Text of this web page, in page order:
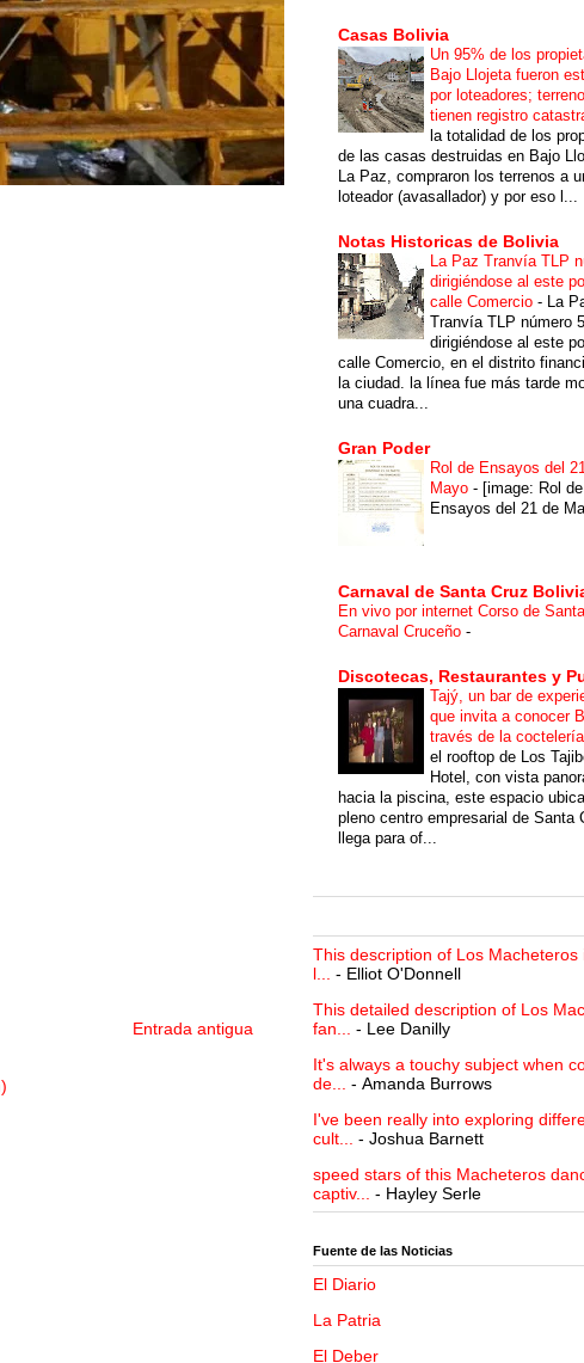
Entrada antigua
Casas Bolivia
Un 95% de los
Bajo Llojeta fueron
por loteadores;
tienen registro
la totalidad de los
de las casas destruidas en Bajo
La Paz, compraron los terrenos a
loteador (avasallador) y por eso l...
Notas Historicas de Bolivia
La Paz Tranvía TLP
dirigiéndose al este
calle Comercio - La
Tranvía TLP número 5
dirigiéndose al este
calle Comercio, en el distrito
la ciudad. la línea fue más tarde
una cuadra...
Gran Poder
Rol de Ensayos del
Mayo - [image: Rol de
Ensayos del 21 de
Carnaval de Santa Cruz
En vivo por internet Corso de
Carnaval Cruceño -
Discotecas, Restaurantes y
Tajý, un bar de
que invita a conocer
través de la
el rooftop de Los
Hotel, con vista
hacia la piscina, este espacio
pleno centro empresarial de Santa
llega para of...
This description of Los Macheteros
l...
- Elliot O'Donnell
This detailed description of Los
fan...
- Lee Danilly
It's always a touchy subject when
de...
- Amanda Burrows
I've been really into exploring
cult...
- Joshua Barnett
speed stars of this Macheteros
captiv...
- Hayley Serle
Fuente de las Noticias
El Diario
La Patria
El Deber